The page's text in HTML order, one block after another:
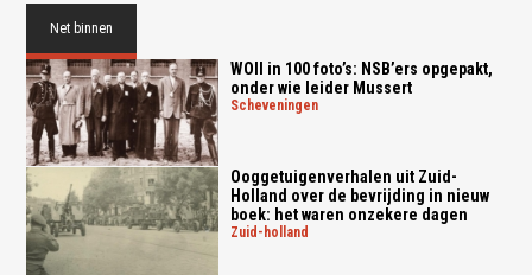
Net binnen
WOII in 100 foto’s: NSB’ers opgepakt,
onder wie leider Mussert
scheveningen
Ooggetuigenverhalen uit Zuid-
Holland over de bevrijding in nieuw
boek: het waren onzekere dagen
zuid-holland